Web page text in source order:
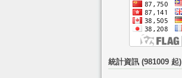
統計資訊 (981009 起)